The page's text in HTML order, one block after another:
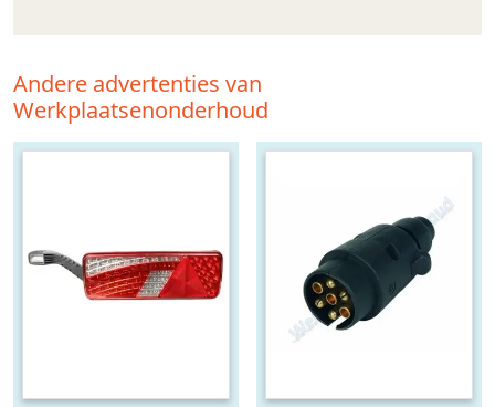
Andere advertenties van
Werkplaatsenonderhoud